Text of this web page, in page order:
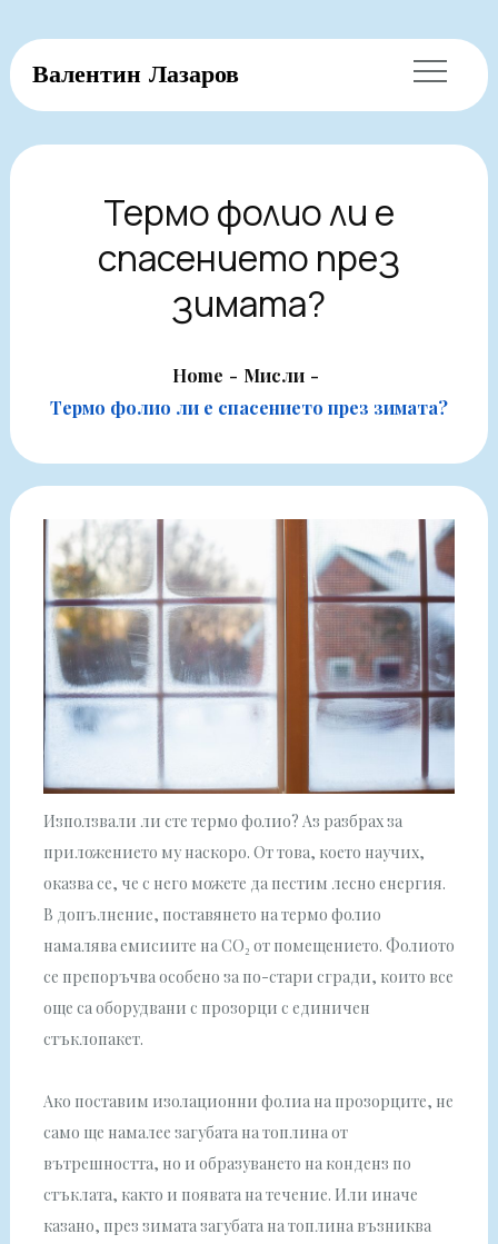
Skip
to
content
Валентин Лазаров
Термо фолио ли е
спасението през
зимата?
Home
Мисли
Термо фолио ли е спасението през зимата?
Използвали ли сте термо фолио? Аз разбрах за
приложението му наскоро. От това, което научих,
оказва се, че с него можете да пестим лесно енергия.
В допълнение, поставянето на термо фолио
намалява емисиите на CO₂ от помещението. Фолиото
се препоръчва особено за по-стари сгради, които все
още са оборудвани с прозорци с единичен
стъклопакет.
Ако поставим изолационни фолиа на прозорците, не
само ще намалее загубата на топлина от
вътрешността, но и образуването на конденз по
стъклата, както и появата на течение. Или иначе
казано, през зимата загубата на топлина възниква